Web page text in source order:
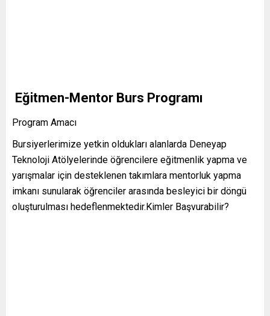
Eğitmen-Mentor Burs Programı
Program Amacı
Bursiyerlerimize yetkin oldukları alanlarda Deneyap
Teknoloji Atölyelerinde öğrencilere eğitmenlik yapma ve
yarışmalar için desteklenen takımlara mentorluk yapma
imkanı sunularak öğrenciler arasında besleyici bir döngü
oluşturulması hedeflenmektedir.Kimler Başvurabilir?